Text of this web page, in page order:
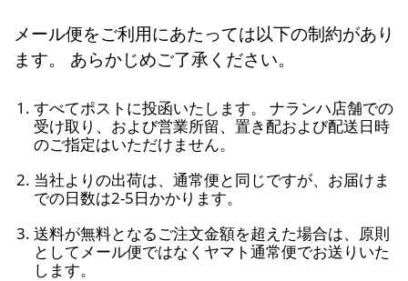
メール便をご利用にあたっては以下の制約があり
ます。 あらかじめご了承ください。
すべてポストに投函いたします。 ナランハ店舗での
受け取り、および営業所留、置き配および配送日時
のご指定はいただけません。
当社よりの出荷は、通常便と同じですが、お届けま
での日数は2-5日かかります。
送料が無料となるご注文金額を超えた場合は、原則
としてメール便ではなくヤマト通常便でお送りいた
します。